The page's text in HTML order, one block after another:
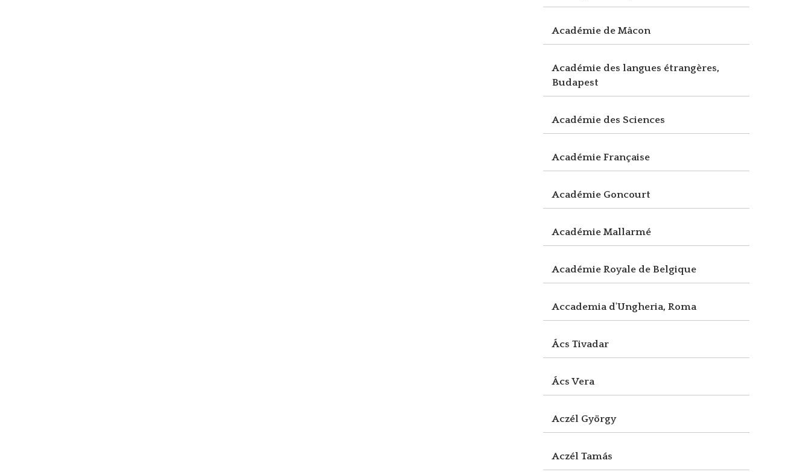
Académie de Mâcon
Académie des langues étrangères,
Budapest
Académie des Sciences
Académie Française
Académie Goncourt
Académie Mallarmé
Académie Royale de Belgique
Accademia d'Ungheria, Roma
Ács Tivadar
Ács Vera
Aczél György
Aczél Tamás